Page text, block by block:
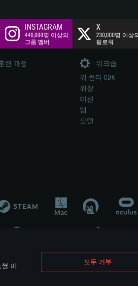
미
모두 거부
INSTAGRAM
440,000명 이상의
그룹 멤버
X
230,000명 이상
팔로워
련 과정
워크숍
워 썬더 CDK
위장
미션
맵
모델
제조 업체가 게임 개발 후원 또는 홍보에
of their respective owners.